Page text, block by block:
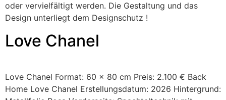
oder vervielfältigt werden. Die Gestaltung und das
Design unterliegt dem Designschutz !
Love Chanel
Love Chanel Format: 60 x 80 cm Preis: 2.100 € Back
Home Love Chanel Erstellungsdatum: 2026 Hintergrund: